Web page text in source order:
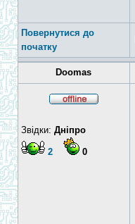
Повернутися до
початку
Doomas
Звідки: Дніпро
2 0